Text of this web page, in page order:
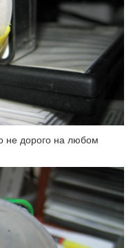
не дорого на любом